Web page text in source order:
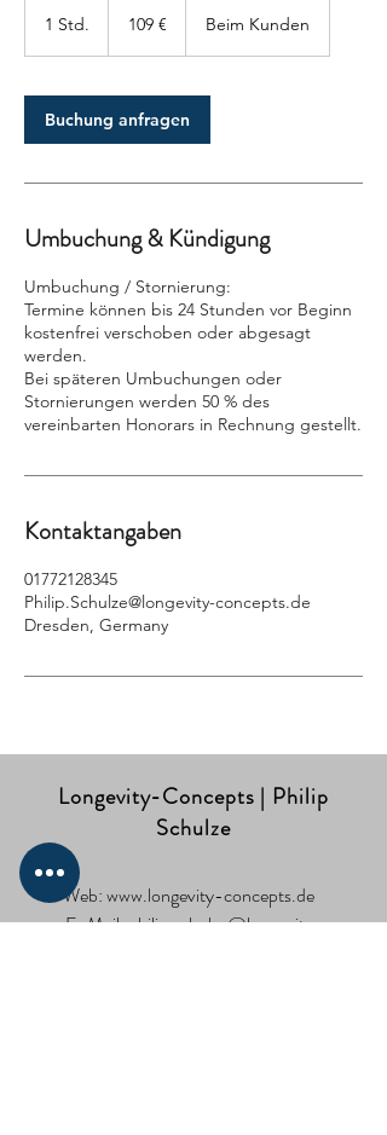
1 Std.
d
109 € Beim Kunden
Buchung anfragen
Umbuchung & Kündigung
Umbuchung / Stornierung:
Termine können bis 24 Stunden vor Beginn
kostenfrei verschoben oder abgesagt
werden.
Bei späteren Umbuchungen oder
Stornierungen werden 50 % des
vereinbarten Honorars in Rechnung gestellt.
Kontaktangaben
01772128345
Philip.Schulze@longevity-concepts.de
Dresden, Germany
Longevity-Concepts | Philip
Schulze
Web:www.longevity-concepts.de
E-Mail:philip.schulze@longevity-